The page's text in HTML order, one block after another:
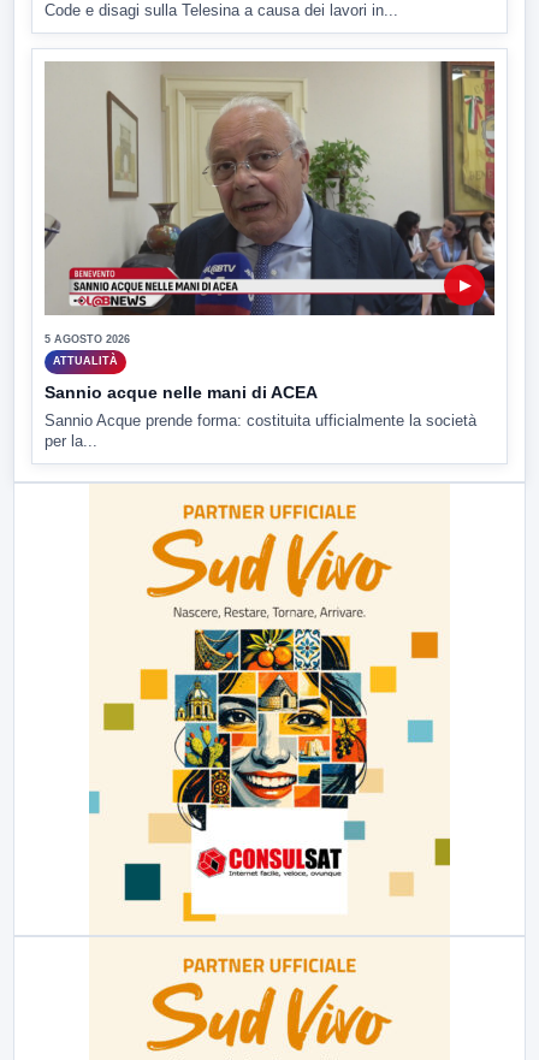
Code e disagi sulla Telesina a causa dei lavori in...
▶
5 AGOSTO 2026
ATTUALITÀ
Sannio acque nelle mani di ACEA
Sannio Acque prende forma: costituita ufficialmente la società
per la...